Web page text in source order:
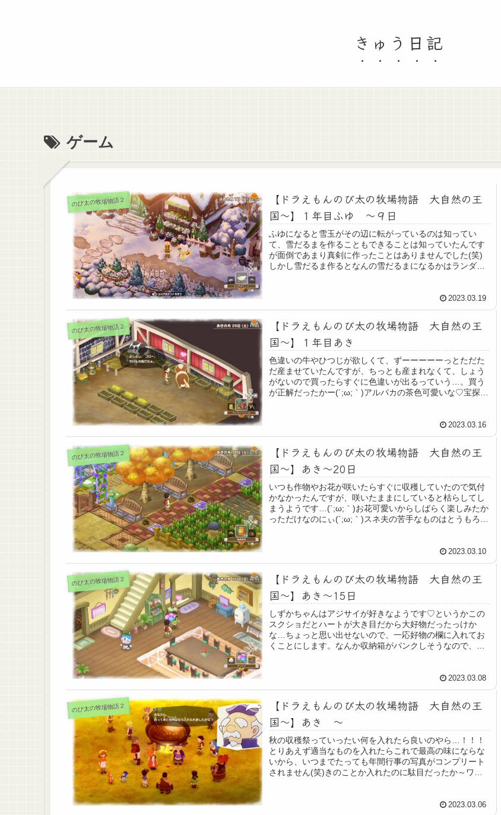
きゅう日記
ゲーム
のび太の牧場物語２
【ドラえもんのび太の牧場物語 大自然の王
国～】１年目ふゆ ～９日
ふゆになると雪玉がその辺に転がっているのは知ってい
て、雪だるまを作ることもできることは知っていたんです
が面倒であまり真剣に作ったことはありませんでした(笑)
しかし雪だるま作るとなんの雪だるまになるかはランダム
2023.03.19
のび太の牧場物語２
【ドラえもんのび太の牧場物語 大自然の王
国～】１年目あき
色違いの牛やひつじが欲しくて、ずーーーーーっとただた
だ産ませていたんですが、ちっとも産まれなくて、しょう
がないので買ったらすぐに色違いが出るっていう…。買う
が正解だったかー(´;ω;｀)アルパカの茶色可愛いな♡宝探し
2023.03.16
のび太の牧場物語２
【ドラえもんのび太の牧場物語 大自然の王
国～】あき～20日
いつも作物やお花が咲いたらすぐに収穫していたので気付
かなかったんですが、咲いたままにしていると枯らしてし
まうようです…(´;ω;｀)お花可愛いからしばらく楽しみたか
っただけなのにぃ(´;ω;｀)スネ夫の苦手なものはとうもろこ
2023.03.10
のび太の牧場物語２
【ドラえもんのび太の牧場物語 大自然の王
国～】あき～15日
しずかちゃんはアジサイが好きなようです♡というかこの
スクショだとハートが大き目だから大好物だったっけか
な…ちょっと思い出せないので、一応好物の欄に入れてお
くことにします。なんか収納箱がパンクしそうなので、こ
2023.03.08
のび太の牧場物語２
【ドラえもんのび太の牧場物語 大自然の王
国～】あき ～
秋の収穫祭っていったい何を入れたら良いのやら…！！！
とりあえず適当なものを入れたらこれで最高の味にならな
いから、いつまでたっても年間行事の写真がコンプリート
されません(笑)きのことか入れたのに駄目だったか～ワタ
2023.03.06